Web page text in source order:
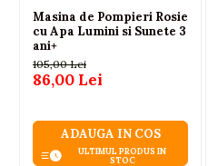
Masina de Pompieri Rosie
cu Apa Lumini si Sunete 3
ani+
105,00 Lei
86,00 Lei
ADAUGA IN COS
ULTIMUL PRODUS IN
STOC